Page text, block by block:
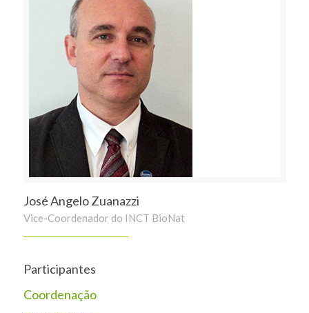
José Angelo Zuanazzi
Vice-Coordenador do INCT BioNat
Participantes
Coordenação